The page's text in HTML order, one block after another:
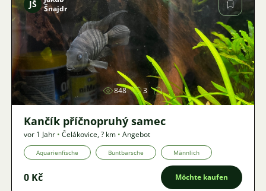
Bild
JŠ
Šnajdr
848 3
Kančík příčnopruhý samec
vor 1 Jahr • Čelákovice,? km • Angebot
Aquarienfische Buntbarsche Männlich
0 Kč Möchte kaufen